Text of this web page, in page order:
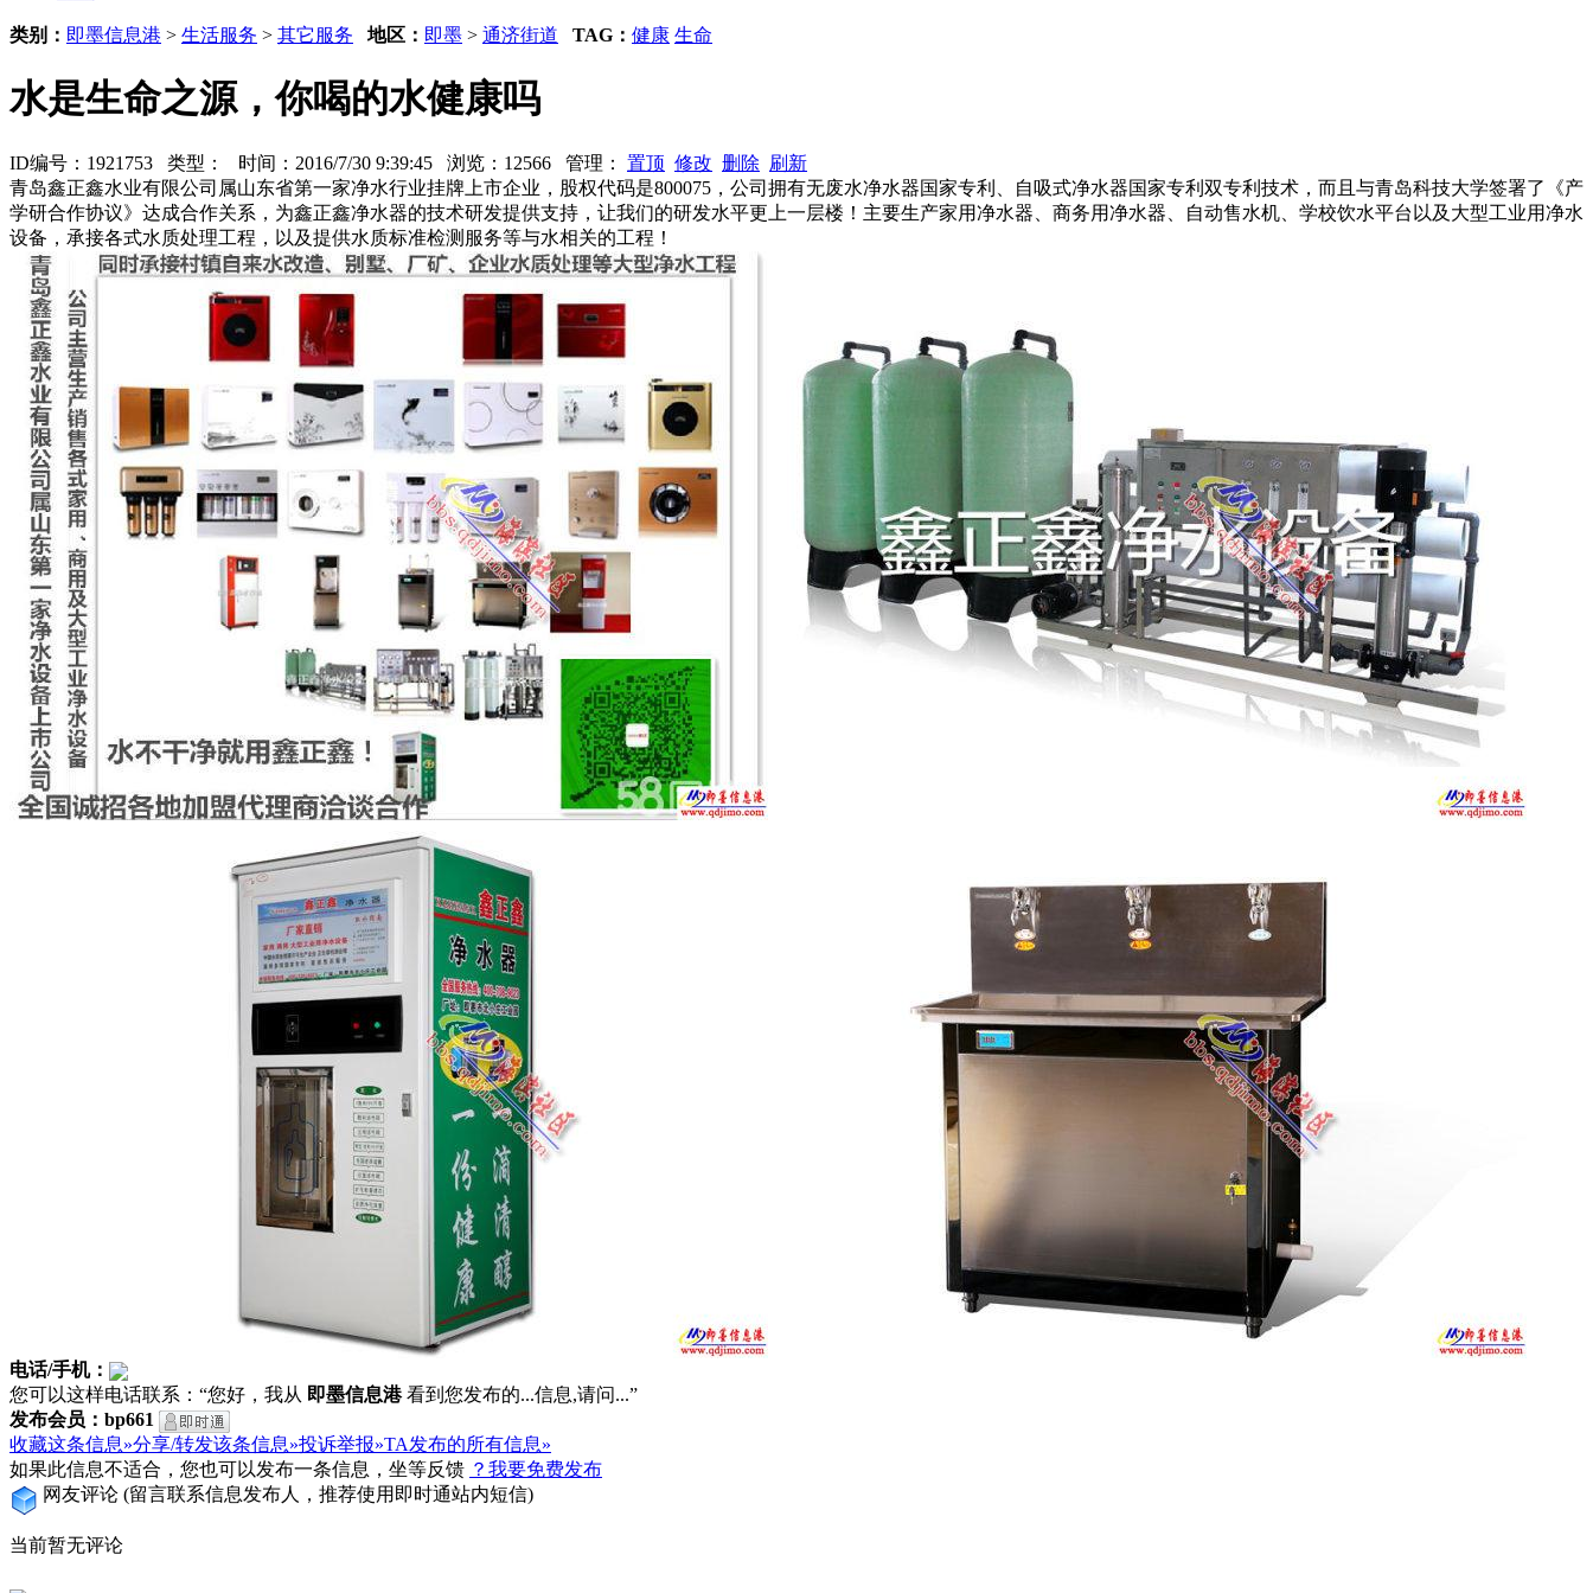
类别： 即墨信息港 > 生活服务 > 其它服务 地区： 即墨 > 通济街道 TAG： 健康 生命
水是生命之源，你喝的水健康吗
ID编号：1921753 类型： 时间：2016/7/30 9:39:45 浏览：12566 管理： 置顶 修改 删除 刷新
青岛鑫正鑫水业有限公司属山东省第一家净水行业挂牌上市企业，股权代码是800075，公司拥有无废水净水器国家专利、自吸式净水器国家专利双专利技术，而且与青岛科技大学签署了《产
学研合作协议》达成合作关系，为鑫正鑫净水器的技术研发提供支持，让我们的研发水平更上一层楼！主要生产家用净水器、商务用净水器、自动售水机、学校饮水平台以及大型工业用净水
设备，承接各式水质处理工程，以及提供水质标准检测服务等与水相关的工程！
电话/手机：
您可以这样电话联系：“您好，我从 即墨信息港看到您发布的...信息,请问...”
发布会员：bp661
收藏这条信息»分享/转发该条信息»投诉举报»TA发布的所有信息»
如果此信息不适合，您也可以发布一条信息，坐等反馈 ？我要免费发布
网友评论 (留言联系信息发布人，推荐使用即时通站内短信)
当前暂无评论